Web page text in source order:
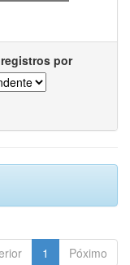
por
1 Póximo